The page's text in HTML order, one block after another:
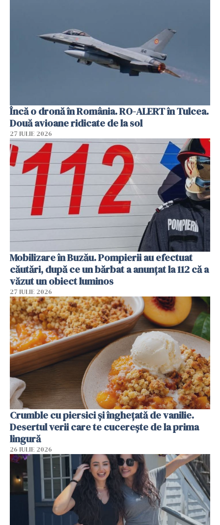
Încă o dronă în România. RO-ALERT în Tulcea.
Două avioane ridicate de la sol
27 IULIE 2026
Mobilizare în Buzău. Pompierii au efectuat
căutări, după ce un bărbat a anunțat la 112 că a
văzut un obiect luminos
27 IULIE 2026
Crumble cu piersici și înghețată de vanilie.
Desertul verii care te cucerește de la prima
lingură
26 IULIE 2026